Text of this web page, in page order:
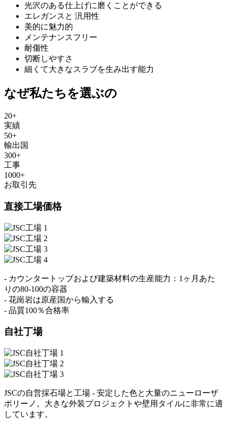
光沢のある仕上げに磨くことができる
エレガンスと 汎用性
美的に魅力的
メンテナンスフリー
耐傷性
切断しやすさ
細くて大きなスラブを生み出す能力
なぜ私たちを選ぶの
20+
実績
50+
輸出国
300+
工事
1000+
お取引先
直接工場価格
- カウンタートップおよび建築材料の生産能力：1ヶ月あた
りの80-100の容器
- 花崗岩は原産国から輸入する
- 品質100％合格率
自社丁場
JSCの自営採石場と工場 - 安定した色と大量のニューローザ
ポリーノ。大きな外装プロジェクトや壁用タイルに非常に適
しています。